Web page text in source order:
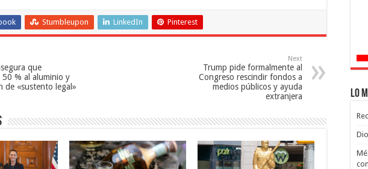
Stumbleupon LinkedIn Pinterest
que
50 % al aluminio y
de «sustento legal»
Next
Trump pide formalmente al
Congreso rescindir fondos a
medios públicos y ayuda
extranjera
Lo